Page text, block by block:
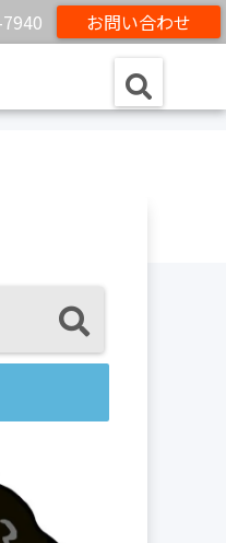
お問い合わせ